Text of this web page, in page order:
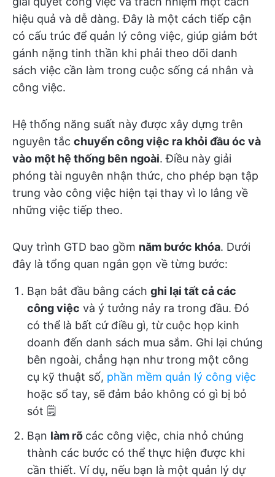
hiệu quả và dễ dàng. Đây là một cách tiếp cận
có cấu trúc để quản lý công việc, giúp giảm bớt
gánh nặng tinh thần khi phải theo dõi danh
sách việc cần làm trong cuộc sống cá nhân và
công việc.
Hệ thống năng suất này được xây dựng trên
nguyên tắc chuyển công việc ra khỏi đầu óc và
vào một hệ thống bên ngoài. Điều này giải
phóng tài nguyên nhận thức, cho phép bạn tập
trung vào công việc hiện tại thay vì lo lắng về
những việc tiếp theo.
Quy trình GTD bao gồm năm bước khóa. Dưới
đây là tổng quan ngắn gọn về từng bước:
Bạn bắt đầu bằng cách ghi lại tất cả các
công việc và ý tưởng nảy ra trong đầu. Đó
có thể là bất cứ điều gì, từ cuộc họp kinh
doanh đến danh sách mua sắm. Ghi lại chúng
bên ngoài, chẳng hạn như trong một công
cụ kỹ thuật số, phần mềm quản lý công việc
hoặc sổ tay, sẽ đảm bảo không có gì bị bỏ
sót 🗒️
Bạn làm rõ các công việc, chia nhỏ chúng
thành các bước có thể thực hiện được khi
cần thiết. Ví dụ, nếu bạn là một quản lý dự